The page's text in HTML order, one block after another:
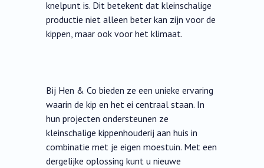
knelpunt is. Dit betekent dat kleinschalige
productie niet alleen beter kan zijn voor de
kippen, maar ook voor het klimaat.
Bij Hen & Co bieden ze een unieke ervaring
waarin de kip en het ei centraal staan. In
hun projecten ondersteunen ze
kleinschalige kippenhouderij aan huis in
combinatie met je eigen moestuin. Met een
dergelijke oplossing kunt u nieuwe